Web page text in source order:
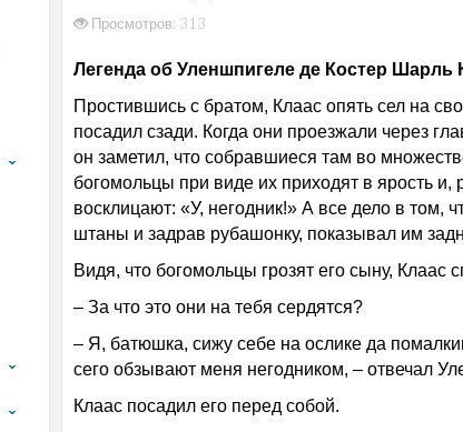
Просмотров: 313
Легенда об Уленшпигеле де Костер Шарль
Простившись с братом, Клаас опять сел на
посадил сзади. Когда они проезжали через
он заметил, что собравшиеся там во
богомольцы при виде их приходят в ярость и,
восклицают: «У, негодник!» А все дело в том,
штаны и задрав рубашонку, показывал им
Видя, что богомольцы грозят его сыну, Клаас
– За что это они на тебя сердятся?
– Я, батюшка, сижу себе на ослике да
сего обзывают меня негодником, – отвечал
Клаас посадил его перед собой.